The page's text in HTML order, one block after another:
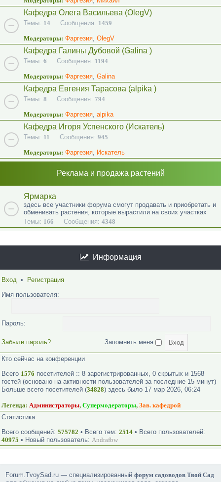
Кафедра Олега Васильева (OlegV)
Темы: 14 Сообщения: 1459
Модераторы: Фаргезия, OlegV
Кафедра Галины Дубовой (Galina )
Темы: 6 Сообщения: 1194
Модераторы: Фаргезия, Galina
Кафедра Евгения Тарасова (alpika )
Темы: 8 Сообщения: 794
Модераторы: Фаргезия, alpika
Кафедра Игоря Успенского (Искатель)
Темы: 11 Сообщения: 945
Модераторы: Фаргезия, Искатель
Реклама и продажа растений
Ярмарка
здесь все участники форума смогут продавать и приобретать и
обменивать растения, которые вырастили на своих участках
Темы: 166 Сообщения: 4348
Информация
Вход •
Регистрация
Имя пользователя:
Пароль:
Забыли пароль? Запомнить меня
Кто сейчас на конференции
Всего 1576 посетителей :: 8 зарегистрированных, 0 скрытых и 1568
гостей (основано на активности пользователей за последние 15 минут)
Больше всего посетителей (34828) здесь было 17 мар 2026, 06:24
Легенда: Администраторы, Супермодераторы, Зав. кафедрой
Статистика
Всего сообщений: 575782 • Всего тем: 2514 • Всего пользователей:
40975 • Новый пользователь: Andrafbw
Forum.TvoySad.ru — специализированныйфорум садоводов Твой Сад